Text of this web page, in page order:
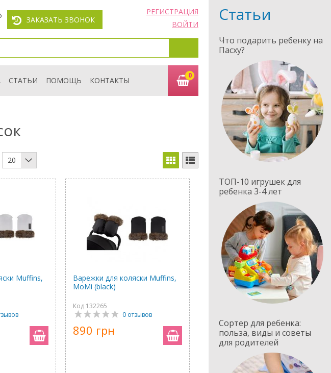
ЗАКАЗАТЬ ЗВОНОК
РЕГИСТРАЦИЯ
ВОЙТИ
СТАТЬИ ПОМОЩЬ КОНТАКТЫ
0
20
Muffins,
Варежки для коляски Muffins,
MoMi (black)
Код 132265
0 отзывов
890 грн
Статьи
Что подарить ребенку на
Пасху?
ТОП-10 игрушек для
ребенка 3-4 лет
Сортер для ребенка:
польза, виды и советы
для родителей